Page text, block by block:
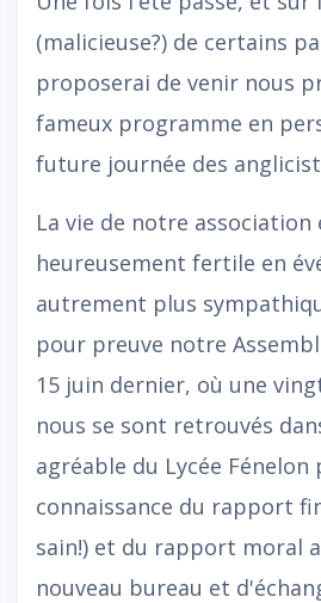
(malicieuse?) de certains
proposerai de venir nous
fameux programme en
future journée des
La vie de notre association
heureusement fertile en
autrement plus
pour preuve notre
15 juin dernier, où une
nous se sont retrouvés
agréable du Lycée
connaissance du rapport
sain!) et du rapport moral
nouveau bureau et